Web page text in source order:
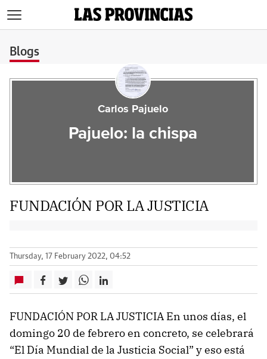
Blogs
Carlos Pajuelo
Pajuelo: la chispa
FUNDACIÓN POR LA JUSTICIA
Thursday, 17 February 2022, 04:52
FUNDACIÓN POR LA JUSTICIA En unos días, el
domingo 20 de febrero en concreto, se celebrará
“El Día Mundial de la Justicia Social” y eso está